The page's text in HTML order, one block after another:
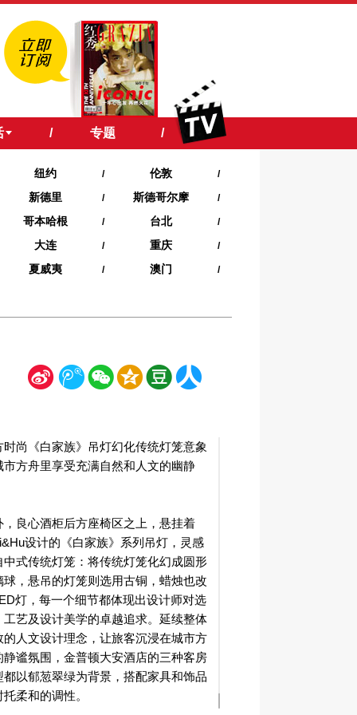
/ 专题 /
纽约 / 伦敦 /
新德里 / 斯德哥尔摩 /
哥本哈根 / 台北 /
大连 / 重庆 /
夏威夷‍ / 澳门 /
新 腾 微 空 豆
时尚《白家族》吊灯幻化传统灯笼意象
市方舟里享受充满自然和人文的幽静
，良心酒柜后方座椅区之上，悬挂着
设计的《白家族》系列吊灯，灵感
中式传统灯笼：将传统灯笼化幻成圆形
球，悬吊的灯笼则选用古铜，蜡烛也改
灯，每一个细节都体现出设计师对选
工艺及设计美学的卓越追求。延续整体
的人文设计理念，让旅客沉浸在城市方
静谧氛围，金普顿大安酒店的三种客房
都以郁䓤翠绿为背景，搭配家具和饰品
托柔和的调性。